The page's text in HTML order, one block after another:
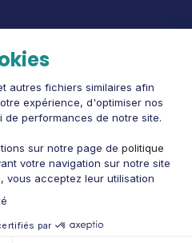
autres fichiers similaires afin
expérience, d'optimiser nos
performances de notre site.
sur notre page de politique
votre navigation sur notre site
, vous acceptez leur utilisation
par